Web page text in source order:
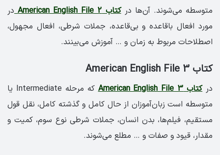
متوسطه می‌شوند. آن‌ها درکتاب American English File 2
در
مورد افعال باقاعده و بی‌قاعده، جملات شرطی، افعال مجهول،
اصطلاحات مربوط به زمان و … آموزش می‌بینند.
کتاب American English File 3
درکتاب American English File 3
که مرحله Intermediate یا
متوسطه است زبان‌آموزان از حال کامل و گذشته کامل، نقل قول
مستقیم، فیلم‌ها، بدن انسان، جملات شرطی نوع سوم، کمیت و
مقدار، قیود و صفات و … مطلع می‌شوند.